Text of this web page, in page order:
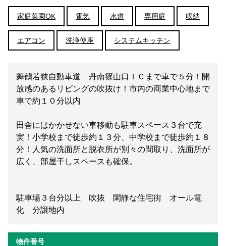
家庭菜園OK 電気 水道 専用庭 収納
エアコン 洗浄便座 システムキッチン
舞鶴若狭自動車道 丹南篠山口ＩＣまで車で５分！開
放感のあるリビングの吹抜け！市内の商業中心地まで
車で約１０分以内
田舎にはかかせない車移動も駐車スペース３台で充
実！小学校まで徒歩約１３分、中学校まで徒歩約１８
分！人気の洗面所と脱衣所が別々の間取り、洗面所が
広く、部屋干しスペースも確保。
駐車場３台分以上 吹抜 閑静な住宅街 オール電
化 分譲地内
物件番号